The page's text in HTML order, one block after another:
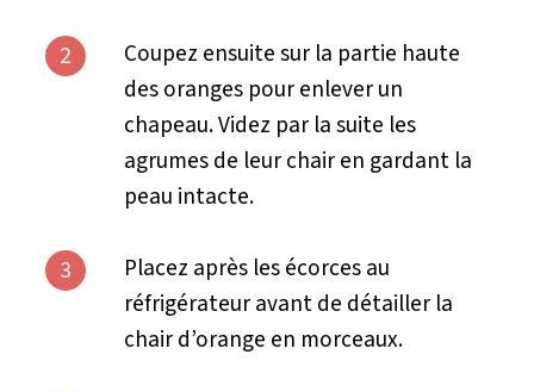
2
Coupez ensuite sur la partie haute
des oranges pour enlever un
chapeau. Videz par la suite les
agrumes de leur chair en gardant la
peau intacte.
3
Placez après les écorces au
réfrigérateur avant de détailler la
chair d’orange en morceaux.